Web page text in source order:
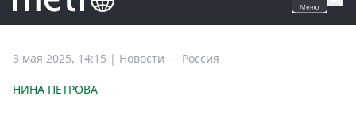
Все
3 мая 2025, 14:15 | Новости — Россия
НИНА ПЕТРОВА